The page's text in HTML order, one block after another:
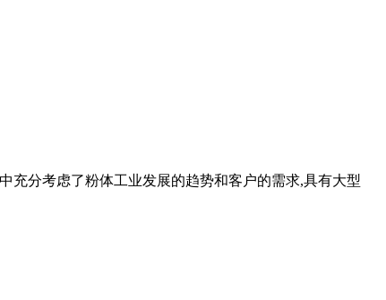
充分考虑了粉体工业发展的趋势和客户的需求,具有大型